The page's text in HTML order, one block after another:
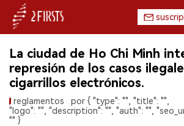
INICIO
EMPRESA
PRODUCTO
La ciudad de Ho Chi Minh
represión de los casos
cigarrillos electrónicos.
reglamentos
por { "type": "", "title": "",
"logo": "", "description": "", "auth": "",
"" }